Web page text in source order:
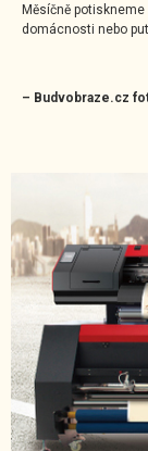
Měsíčně
domácnosti nebo
– Budvobraze.cz